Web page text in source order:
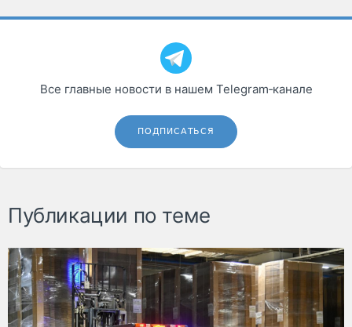
Все главные новости в нашем Telegram‑канале
ПОДПИСАТЬСЯ
Публикации по теме